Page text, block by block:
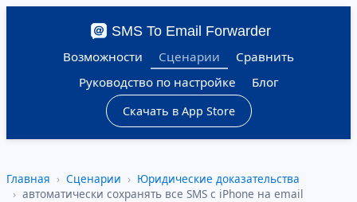
SMS To Email Forwarder
Возможности
Сценарии
Сравнить
Руководство по настройке
Блог
Скачать в App Store
Главная Сценарии
Юридические доказательства
автоматически сохранять все SMS с iPhone на email